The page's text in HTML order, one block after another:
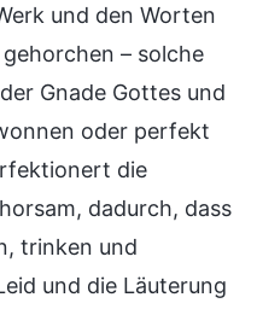
und den Worten
– solche
Gnade Gottes und
oder perfekt
die
dadurch, dass
trinken und
und die Läuterung